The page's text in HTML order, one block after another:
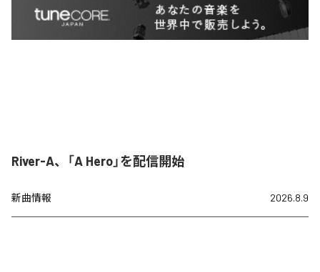
River-A、「A Hero」を配信開始
新曲情報 2026.8.9